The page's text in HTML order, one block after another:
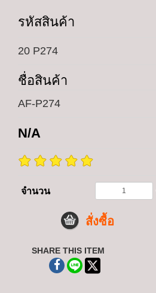
รหัสสินค้า
20 P274
ชื่อสินค้า
AF-P274
N/A
จำนวน
สั่งซื้อ
SHARE THIS ITEM